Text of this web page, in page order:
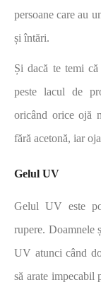
persoane care au
și întări.
Și dacă te temi
peste lacul de
oricând orice ojă
fără acetonă, iar
Gelul UV
Gelul UV este
rupere. Doamnele
UV atunci când
să arate impecabil